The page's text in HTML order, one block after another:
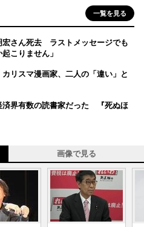
一覧を見る
宏さん死去 ラストメッセージでも
こりません」
リスマ漫画家、二人の「違い」と
済界有数の読書家だった 『死ぬほ
画像で見る